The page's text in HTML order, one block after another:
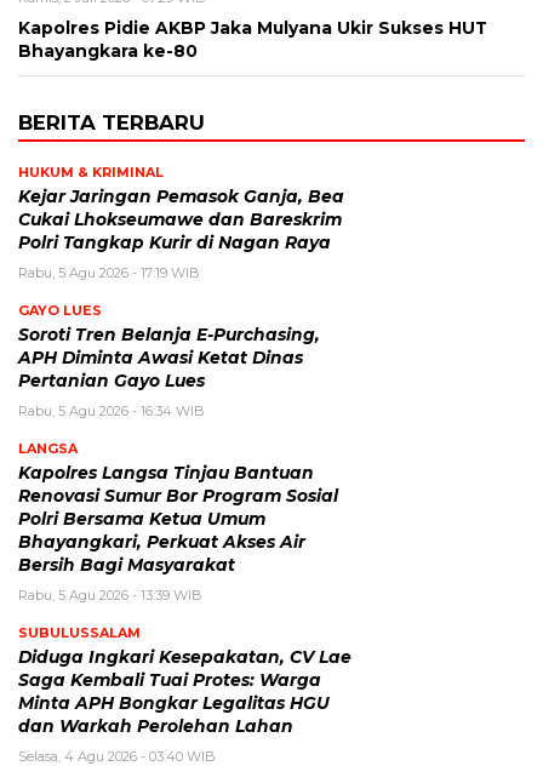
Kapolres Pidie AKBP Jaka Mulyana Ukir Sukses HUT
Bhayangkara ke-80
BERITA TERBARU
HUKUM & KRIMINAL
Kejar Jaringan Pemasok Ganja, Bea
Cukai Lhokseumawe dan Bareskrim
Polri Tangkap Kurir di Nagan Raya
Rabu, 5 Agu 2026 - 17:19 WIB
GAYO LUES
Soroti Tren Belanja E-Purchasing,
APH Diminta Awasi Ketat Dinas
Pertanian Gayo Lues
Rabu, 5 Agu 2026 - 16:34 WIB
LANGSA
Kapolres Langsa Tinjau Bantuan
Renovasi Sumur Bor Program Sosial
Polri Bersama Ketua Umum
Bhayangkari, Perkuat Akses Air
Bersih Bagi Masyarakat
Rabu, 5 Agu 2026 - 13:39 WIB
SUBULUSSALAM
Diduga Ingkari Kesepakatan, CV Lae
Saga Kembali Tuai Protes: Warga
Minta APH Bongkar Legalitas HGU
dan Warkah Perolehan Lahan
Selasa, 4 Agu 2026 - 03:40 WIB